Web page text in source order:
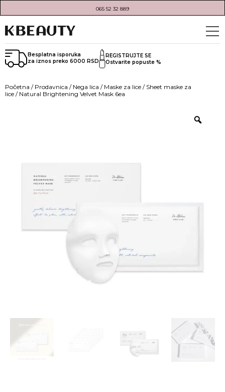
065 52 32 889
Besplatna isporuka
za iznos preko 6000 RSD
REGISTRUJTE SE
Ostvarite popuste %
Početna / Prodavnica / Nega lica / Maske za lice / Sheet maske za
lice / Natural Brightening Velvet Mask 6ea